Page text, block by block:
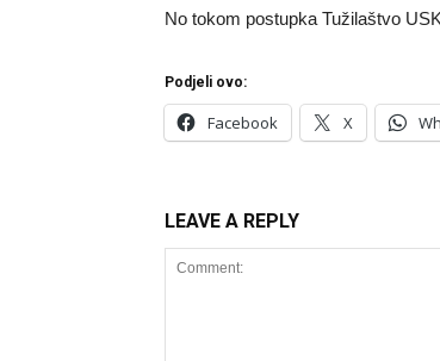
No tokom postupka Tužilaštvo
Podjeli ovo:
Facebook X
LEAVE A REPLY